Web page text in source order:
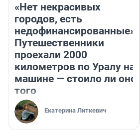
«Нет некрасивых
городов, есть
недофинансированные».
Путешественники
проехали 2000
километров по Уралу на
машине — стоило ли оно
того
Екатерина Литкевич